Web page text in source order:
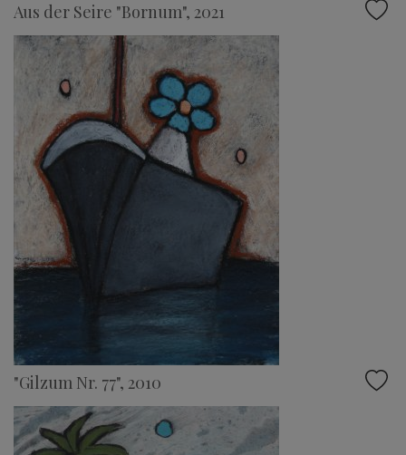
Aus der Seire "Bornum", 2021
"Gilzum Nr. 77", 2010